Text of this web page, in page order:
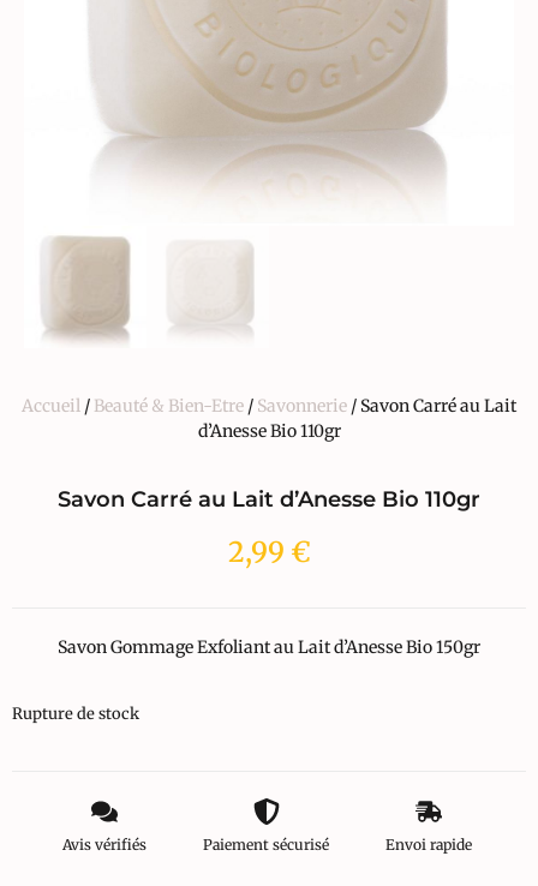
Accueil / Beauté & Bien-Etre / Savonnerie / Savon Carré au Lait
d’Anesse Bio 110gr
Savon Carré au Lait d’Anesse Bio 110gr
2,99 €
Savon Gommage Exfoliant au Lait d’Anesse Bio 150gr
Rupture de stock
Avis vérifiés Paiement sécurisé Envoi rapide